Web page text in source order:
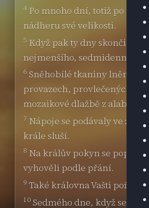
4 Po mnoho dní, totiž po sto
nádheru své velikosti.
5 Když pak ty dny skončily,
nejmenšího, sedmidenní
6 Sněhobílé tkaniny lněné a
provazech, provlečených
mozaikové dlažbě z
7 Nápoje se podávaly ve
krále sluší.
8 Na králův pokyn se
vyhověli podle přání.
9 Také královna Vašti
10 Sedmého dne, když se